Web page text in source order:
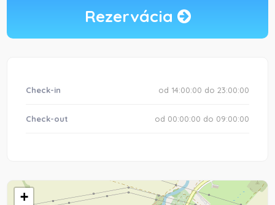
Rezervácia
Check-in od 14:00:00 do 23:00:00
Check-out od 00:00:00 do 09:00:00
+